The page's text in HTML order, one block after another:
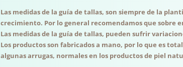
Las medidas de la guía de tallas, son siempre de la
crecimiento. Por lo general recomendamos que sobre
Las medidas de la guía de tallas, pueden sufrir
Los productos son fabricados a mano, por lo que es
algunas arrugas, normales en los productos de piel